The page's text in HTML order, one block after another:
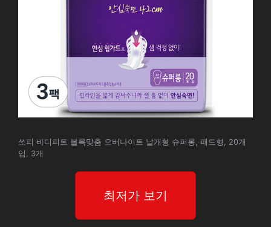
쏘피 바디피트 볼록맞춤 오버나이트 날개형 슈퍼롱, 패드형, 20개
입, 3개
최저가 보기